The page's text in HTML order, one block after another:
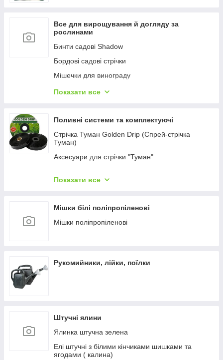
Все для вирощування й догляду за
рослинами
Бинти садові Shadow
Бордові садові стрічки
Мішечки для винограду
Кріплення для рослин
Показати все
Поливні системи та комплектуючі
Стрічка Туман Golden Drip (Спрей-стрічка
Туман)
Аксесуари для стрічки "Туман"
Показати все
Мішки білі поліпропіленові
Мішки поліпропіленові
Рукомийники, лійки, поїлки
Штучні ялини
Ялинка штучна зелена
Елі штучні з білими кінчиками шишками та
ягодами ( калина)